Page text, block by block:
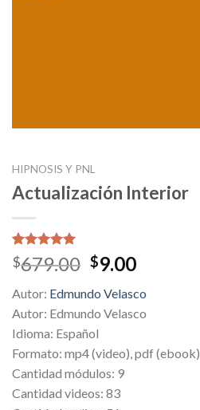
HIPNOSIS Y PNL
Actualización Interior
Valorado
5.00sobre
en
1
puntuación
de cliente
$679.00 Original
was:
$679.00.
$9.00Current
is:
$9.00.
Autor: Edmundo Velasco
Autor: Edmundo Velasco
Idioma: Español
Formato: mp4 (video), pdf (ebook)
Cantidad módulos: 9
Cantidad videos: 83